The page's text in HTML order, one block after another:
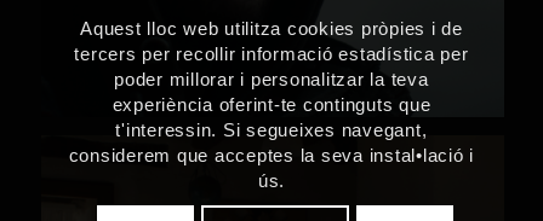
Aquest lloc web utilitza cookies pròpies i de
tercers per recollir informació estadística per
poder millorar i personalitzar la teva
experiència oferint-te continguts que
t'interessin. Si segueixes navegant,
considerem que acceptes la seva instal•lació i
ús.